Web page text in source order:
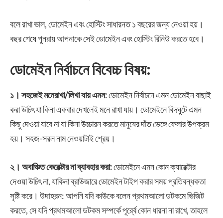
বলে রাখা ভাল, ডোমেইন এবং হোস্টিং সাধারনত ১ বছরের জন্য নেওয়া হয়।
বছর শেষে পুনরায় আপনাকে সেই ডোমেইন এবং হোস্টিং রিনিউ করতে হবে।
ডোমেইন নির্বাচনে বিবেচ্চ বিষয়:
১। সহজেই মনেরাখা/লিখা যায় এমন:ডোমেইন নির্বাচনে এমন ডোমেইন বাছাই
করা উচিৎ যা কিনা একবার দেখলেই মনে রাখা যায়। ডোমেইনে বিদঘুটে এমন
কিছু দেওয়া যাবে না যা কিনা উচ্চারন করতে মানুষের দাঁত ভেঙ্গে ফেলার উপক্রম
হয়। সহজ-সরল নাম নেওয়াটাই শ্রেয়।
২। অবাঞ্চিত কেরেক্টার না ব্যাবহার করা:ডোমেইনে এমন কোন ক্যারেক্টার
দেওয়া উচিৎ না, যাকিনা ব্রাউজারে ডোমেইন টাইপ করার সময় প্রতিবন্ধকতা
সৃষ্টি করে। উদাহরন: আপনি যদি কাউকে বলেন প্রথমআলো ডটকমে ভিজিট
করতে, সে যদি প্রথমআলো ডটকম সম্পর্কে পূর্র্বে কোন ধারনা না রাখে, তাহলে